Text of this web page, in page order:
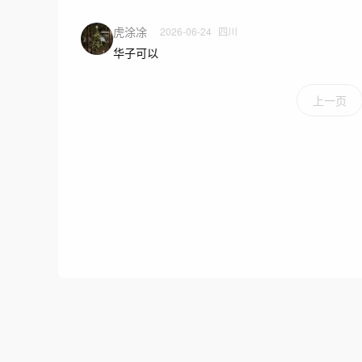
虎涂凃 2026-06-24 四川
华子可以
上一页